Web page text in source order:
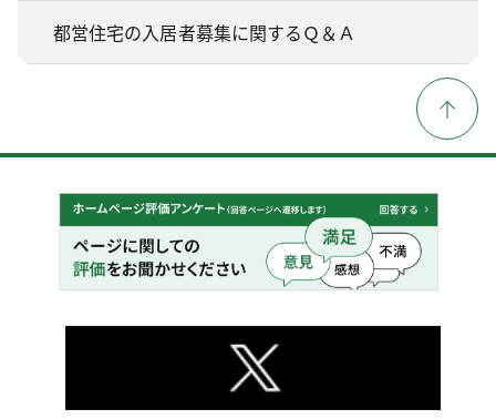
都営住宅の入居者募集に関するＱ＆Ａ